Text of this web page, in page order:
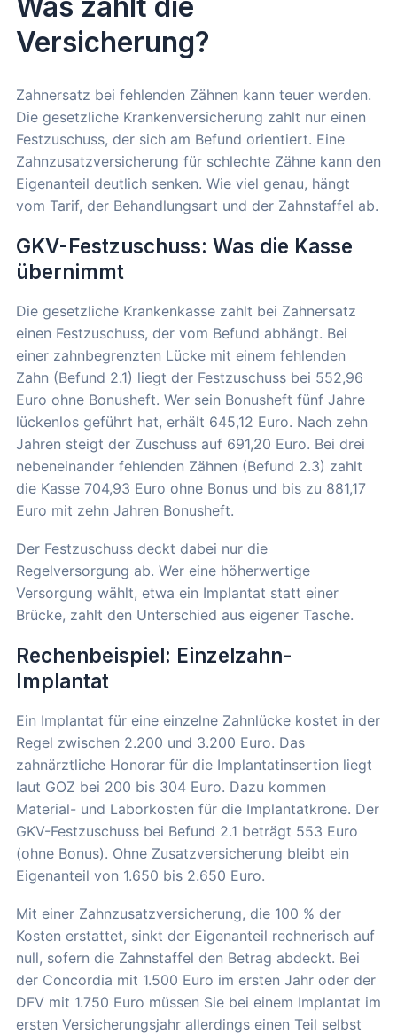
Versicherung?
Zahnersatz bei fehlenden Zähnen kann teuer werden.
Die gesetzliche Krankenversicherung zahlt nur einen
Festzuschuss, der sich am Befund orientiert. Eine
Zahnzusatzversicherung für schlechte Zähne kann den
Eigenanteil deutlich senken. Wie viel genau, hängt
vom Tarif, der Behandlungsart und der Zahnstaffel ab.
GKV-Festzuschuss: Was die Kasse
übernimmt
Die gesetzliche Krankenkasse zahlt bei Zahnersatz
einen Festzuschuss, der vom Befund abhängt. Bei
einer zahnbegrenzten Lücke mit einem fehlenden
Zahn (Befund 2.1) liegt der Festzuschuss bei 552,96
Euro ohne Bonusheft. Wer sein Bonusheft fünf Jahre
lückenlos geführt hat, erhält 645,12 Euro. Nach zehn
Jahren steigt der Zuschuss auf 691,20 Euro. Bei drei
nebeneinander fehlenden Zähnen (Befund 2.3) zahlt
die Kasse 704,93 Euro ohne Bonus und bis zu 881,17
Euro mit zehn Jahren Bonusheft.
Der Festzuschuss deckt dabei nur die
Regelversorgung ab. Wer eine höherwertige
Versorgung wählt, etwa ein Implantat statt einer
Brücke, zahlt den Unterschied aus eigener Tasche.
Rechenbeispiel: Einzelzahn-
Implantat
Ein Implantat für eine einzelne Zahnlücke kostet in der
Regel zwischen 2.200 und 3.200 Euro. Das
zahnärztliche Honorar für die Implantatinsertion liegt
laut GOZ bei 200 bis 304 Euro. Dazu kommen
Material- und Laborkosten für die Implantatkrone. Der
GKV-Festzuschuss bei Befund 2.1 beträgt 553 Euro
(ohne Bonus). Ohne Zusatzversicherung bleibt ein
Eigenanteil von 1.650 bis 2.650 Euro.
Mit einer Zahnzusatzversicherung, die 100 % der
Kosten erstattet, sinkt der Eigenanteil rechnerisch auf
null, sofern die Zahnstaffel den Betrag abdeckt. Bei
der Concordia mit 1.500 Euro im ersten Jahr oder der
DFV mit 1.750 Euro müssen Sie bei einem Implantat im
ersten Versicherungsjahr allerdings einen Teil selbst